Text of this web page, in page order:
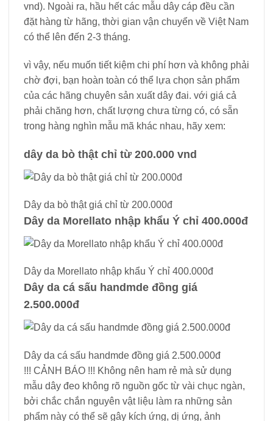
vnd). Ngoài ra, hầu hết các mẫu dây cáp đều cần
đặt hàng từ hãng, thời gian vận chuyển về Việt Nam
có thể lên đến 2-3 tháng.
vì vậy, nếu muốn tiết kiệm chi phí hơn và không phải
chờ đợi, bạn hoàn toàn có thể lựa chọn sản phẩm
của các hãng chuyên sản xuất dây đai. với giá cả
phải chăng hơn, chất lượng chưa từng có, có sẵn
trong hàng nghìn mẫu mã khác nhau, hãy xem:
dây da bò thật chỉ từ 200.000 vnd
Dây da bò thật giá chỉ từ 200.000đ
Dây da Morellato nhập khẩu Ý chỉ 400.000đ
Dây da Morellato nhập khẩu Ý chỉ 400.000đ
Dây da cá sấu handmde đồng giá
2.500.000đ
Dây da cá sấu handmde đồng giá 2.500.000đ
!!! CẢNH BÁO !!! Không nên ham rẻ mà sử dụng
mẫu dây đeo không rõ nguồn gốc từ vài chục ngàn,
bởi chắc chắn nguyên vật liệu làm ra những sản
phẩm này có thể sẽ gây kích ứng, dị ứng, ảnh